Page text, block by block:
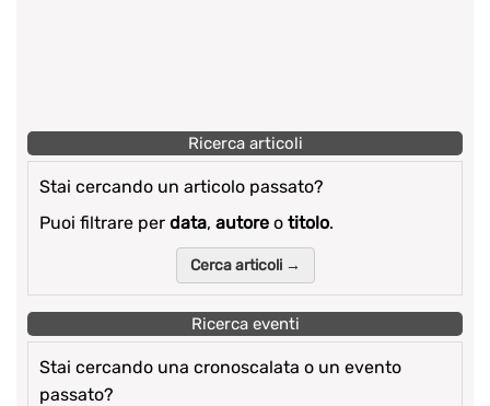
Ricerca articoli
Stai cercando un articolo passato?
Puoi filtrare per data, autore o titolo.
Cerca articoli →
Ricerca eventi
Stai cercando una cronoscalata o un evento
passato?